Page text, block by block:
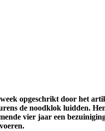
opgeschrikt door het
de noodklok luidden.
vier jaar een